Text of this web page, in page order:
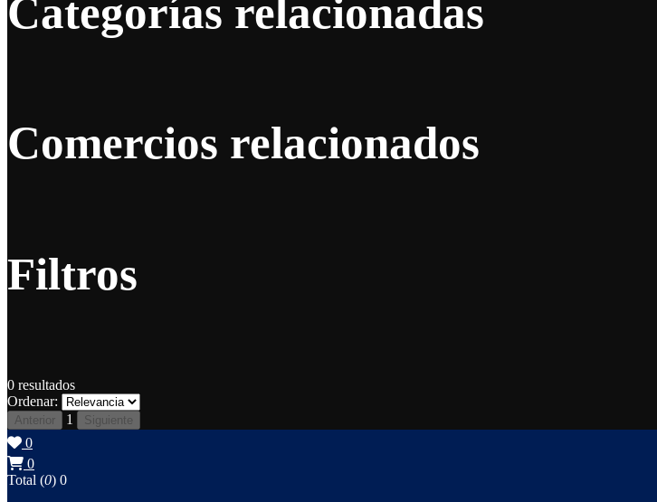
Categorías relacionadas
Comercios relacionados
Filtros
0 resultados
Ordenar:
Anterior 1 Siguiente
0
0
Total (0) 0